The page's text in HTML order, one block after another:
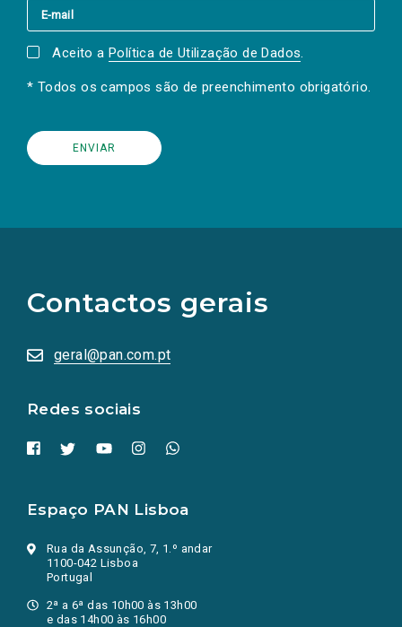
Aceito a Política de Utilização de Dados.
* Todos os campos são de preenchimento obrigatório.
Contactos gerais
geral@pan.com.pt
Redes sociais
redes
sociais
numa
nova
Espaço PAN Lisboa
Rua da Assunção, 7, 1.º andar
1100-042 Lisboa
Portugal
2ª a 6ª das 10h00 às 13h00
e das 14h00 às 16h00